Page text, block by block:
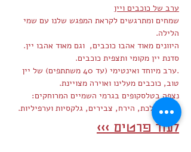
ערב של כוכבים ויין
שמחים ומתרגשים לקראת המפגש שלנו עם שמי
הלילה.
היוונים מאוד אהבו כוכבים,  וגם מאוד אהבו יין.
סדנת יין מקומי ותצפית כוכבים.
.ערב מיוחד ואינטימי (עד 40 משתתפים) של יין
טוב, כוכבים מעלינו ואוירה מצויינת.
נצפה בטלסקופים בגרמי השמיים המרוחקים:
כוכבי הלכת, הירח, צבירים, גלקסיות וערפיליות.
לעוד פרטים >>>